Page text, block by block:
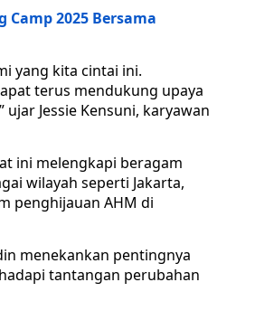
2025 Bersama
yang kita cintai ini.
terus mendukung upaya
Jessie Kensuni, karyawan
ini melengkapi beragam
wilayah seperti Jakarta,
penghijauan AHM di
menekankan pentingnya
tantangan perubahan